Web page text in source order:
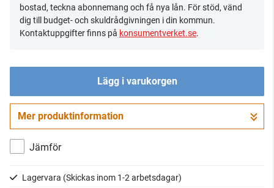
bostad, teckna abonnemang och få nya lån. För stöd, vänd
dig till budget- och skuldrådgivningen i din kommun.
Kontaktuppgifter finns på konsumentverket.se.
Lägg i varukorgen
Gå till kassan
Mer produktinformation
Jämför
Lagervara (Skickas inom 1-2 arbetsdagar)